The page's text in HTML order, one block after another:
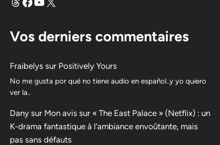
Vos derniers commentaires
Fraibelys sur Positively Yours
No me gusta por qué no tiene audio en español..y yo quiero
ver la..
Dany sur Mon avis sur « The East Palace » (Netflix) : un
K-drama fantastique à l’ambiance envoûtante, mais
pas sans défauts